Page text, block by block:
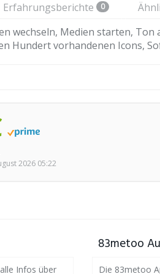
Erfahrungsberichte 0
wechseln, Medien starten,
Hundert vorhandenen Icons,
2026 05:22
Infos über
83metoo
Die 83metoo